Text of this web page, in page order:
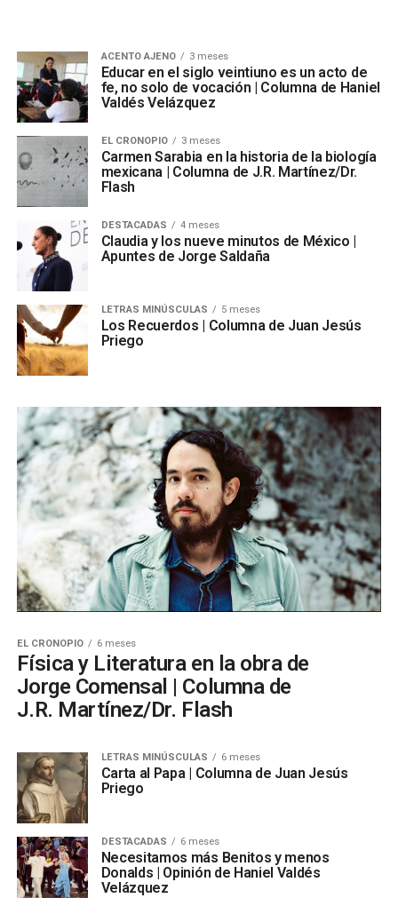
ACENTO AJENO 3 meses
Educar en el siglo veintiuno es un acto de
fe, no solo de vocación | Columna de Haniel
Valdés Velázquez
EL CRONOPIO 3 meses
Carmen Sarabia en la historia de la biología
mexicana | Columna de J.R. Martínez/Dr.
Flash
DESTACADAS 4 meses
Claudia y los nueve minutos de México |
Apuntes de Jorge Saldaña
LETRAS MINÚSCULAS 5 meses
Los Recuerdos | Columna de Juan Jesús
Priego
EL CRONOPIO 6 meses
Física y Literatura en la obra de
Jorge Comensal | Columna de
J.R. Martínez/Dr. Flash
LETRAS MINÚSCULAS 6 meses
Carta al Papa | Columna de Juan Jesús
Priego
DESTACADAS 6 meses
Necesitamos más Benitos y menos
Donalds | Opinión de Haniel Valdés
Velázquez